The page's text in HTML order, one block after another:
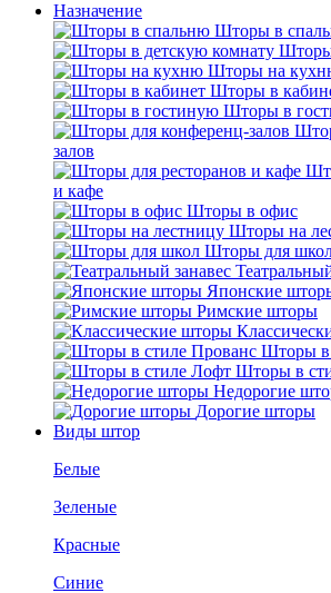
Назначение
Шторы в
Шторы
Шторы на
Шторы в
Шторы в
залов
и кафе
Шторы в офис
Шторы на
Шторы для
Японские
Римские шторы
Шторы в
Шторы в
Недорогие
Дорогие шторы
Виды штор
Белые
Зеленые
Красные
Синие